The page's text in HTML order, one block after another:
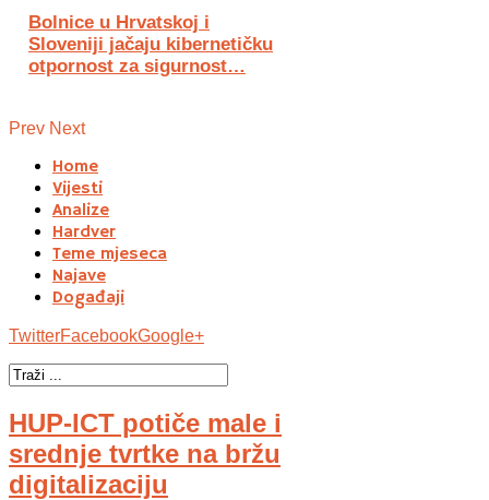
Bolnice u Hrvatskoj i
Sloveniji jačaju kibernetičku
otpornost za sigurnost…
Prev Next
Home
Vijesti
Analize
Hardver
Teme mjeseca
Najave
Događaji
TwitterFacebookGoogle+
HUP-ICT potiče male i
srednje tvrtke na bržu
digitalizaciju